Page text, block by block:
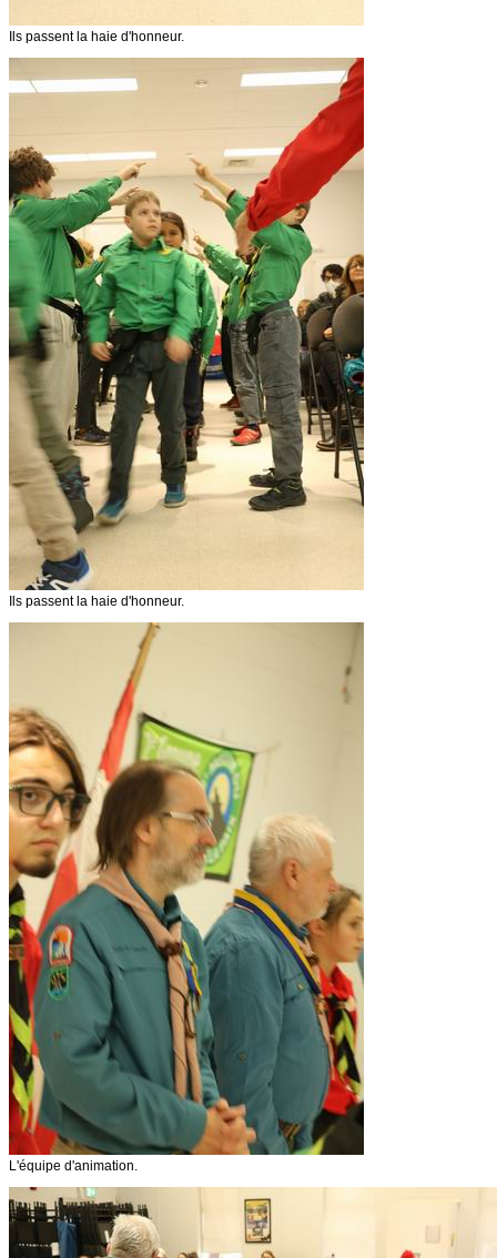
Ils passent la haie d'honneur.
Ils passent la haie d'honneur.
L'équipe d'animation.